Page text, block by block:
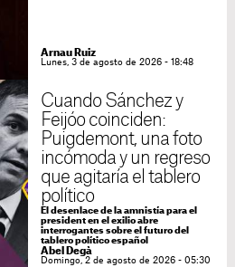
Arnau Ruiz
Lunes, 3 de agosto de 2026 - 18:48
Cuando Sánchez y
Feijóo coinciden:
Puigdemont, una foto
incómoda y un regreso
que agitaría el tablero
político
El desenlace de la amnistía para el
president en el exilio abre
interrogantes sobre el futuro del
tablero político español
Abel Degà
Domingo, 2 de agosto de 2026 - 05:30